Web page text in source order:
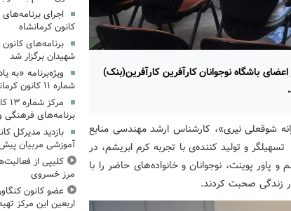
باشگاه نوجوانان کارآفرین کارآفرین(بنک)
شوقعلی نیری»، کارشناس ارشد مهندسی منابع
و تولید کننده‌ی با تجربه کرم ابریشم، در
پوینت، نوجوانان و خانواده‌های حاضر را با
زندگی صحبت کردند.
کانون کرمانشاه
برنامه‌های
شهیدان برگزار شد
ویژه‌برنامه «به
شماره ۱۱ کانون کرمانشاه برگزار شد
برنامه‌های فرهنگی
بازدید مدیرکل
آموزشی مربیان
کلیپی از
مرز خسروی
عضو کانون
اربعین این مرکز